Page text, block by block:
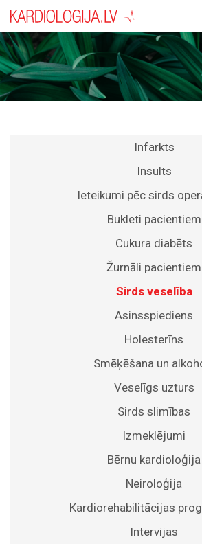
Infarkts
Insults
Ieteikumi pēc sirds
Bukleti pacientiem
Cukura diabēts
Žurnāli pacientiem
Sirds veselība
Asinsspiediens
Holesterīns
Smēķēšana un
Veselīgs uzturs
Sirds slimības
Izmeklējumi
Bērnu kardioloģija
Neiroloģija
Kardiorehabilitācijas
Intervijas